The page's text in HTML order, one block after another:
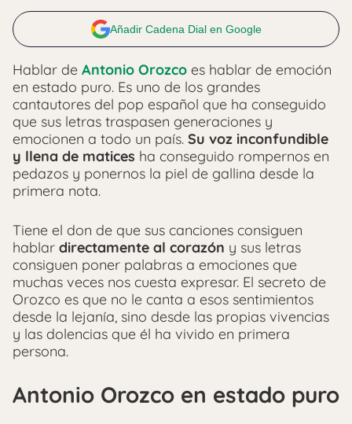
Añadir Cadena Dial en Google
Hablar de Antonio Orozco es hablar de emoción
en estado puro. Es uno de los grandes
cantautores del pop español que ha conseguido
que sus letras traspasen generaciones y
emocionen a todo un país. Su voz inconfundible
y llena de matices ha conseguido rompernos en
pedazos y ponernos la piel de gallina desde la
primera nota.
Tiene el don de que sus canciones consiguen
hablar directamente al corazón y sus letras
consiguen poner palabras a emociones que
muchas veces nos cuesta expresar. El secreto de
Orozco es que no le canta a esos sentimientos
desde la lejanía, sino desde las propias vivencias
y las dolencias que él ha vivido en primera
persona.
Antonio Orozco en estado puro